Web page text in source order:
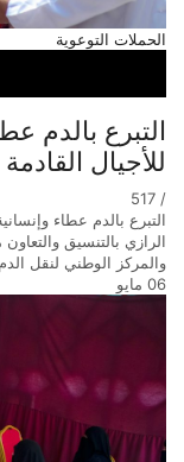
الحملات التوعوية
التبرع بالدم
للأجيال القادمة
/
517
التبرع بالدم عطاء
الرازي بالتنسيق
والمركز الوطني لنقل
06 مايو